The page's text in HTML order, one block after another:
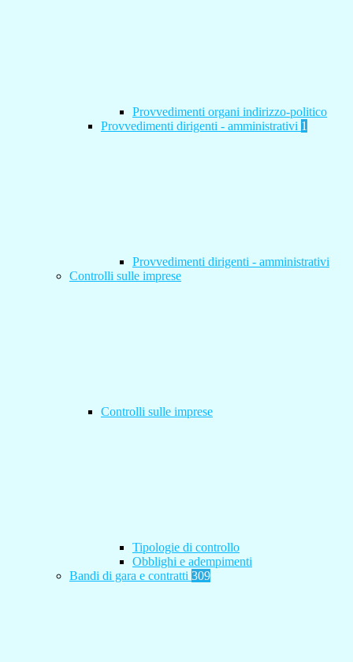
Provvedimenti organi indirizzo-politico
Provvedimenti dirigenti - amministrativi 1
Provvedimenti dirigenti - amministrativi
Controlli sulle imprese
Controlli sulle imprese
Tipologie di controllo
Obblighi e adempimenti
Bandi di gara e contratti 309